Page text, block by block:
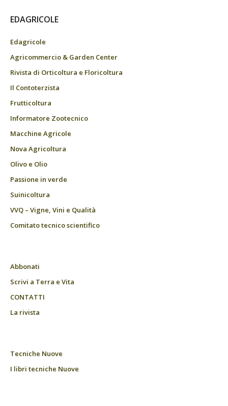
EDAGRICOLE
Edagricole
Agricommercio & Garden Center
Rivista di Orticoltura e Floricoltura
Il Contoterzista
Frutticoltura
Informatore Zootecnico
Macchine Agricole
Nova Agricoltura
Olivo e Olio
Passione in verde
Suinicoltura
VVQ – Vigne, Vini e Qualità
Comitato tecnico scientifico
Abbonati
Scrivi a Terra e Vita
CONTATTI
La rivista
Tecniche Nuove
I libri tecniche Nuove